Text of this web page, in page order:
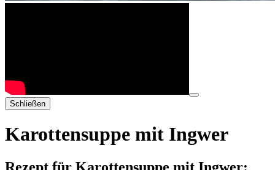
Schließen
Karottensuppe mit Ingwer